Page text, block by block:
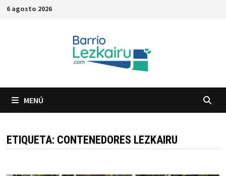
Saltar
6 agosto 2026
MENÚ
ETIQUETA: CONTENEDORES LEZKAIRU